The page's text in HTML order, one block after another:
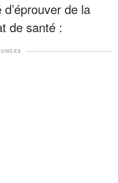
de la
de santé :